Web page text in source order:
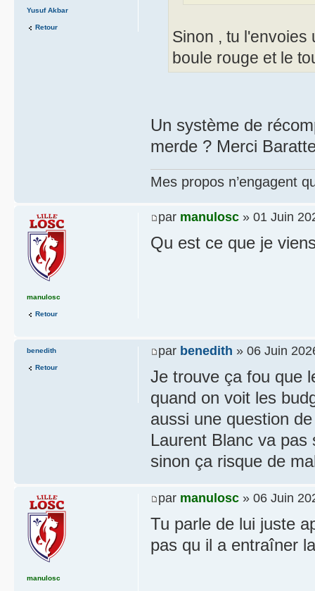
Sinon , tu l'envoies
boule rouge et le
Un système de
merde ? Merci
Mes propos n’engagent
Yusuf Akbar
Retour
par manulosc » 01 Juin
Qu est ce que je
manulosc
Retour
par benedith » 06 Juin
Je trouve ça fou que
quand on voit les
aussi une question
Laurent Blanc va
sinon ça risque de
benedith
Retour
par manulosc » 06 Juin
Tu parle de lui juste
pas qu il a entraîner
manulosc